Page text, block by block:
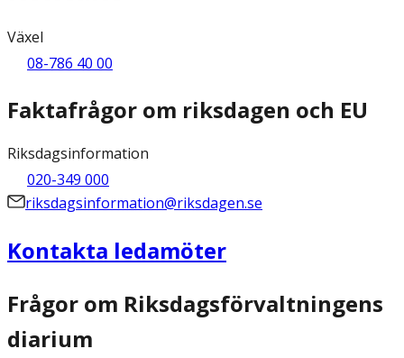
Växel
08-786 40 00
Faktafrågor om riksdagen och EU
Riksdagsinformation
020-349 000
riksdagsinformation@riksdagen.se
Kontakta ledamöter
Frågor om Riksdagsförvaltningens
diarium